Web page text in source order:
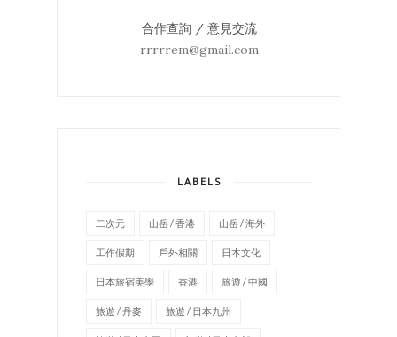
合作查詢 / 意見交流
rrrrrem@gmail.com
LABELS
二次元 山岳 / 香港 山岳 / 海外
工作假期 戶外相關 日本文化
日本旅宿美學 香港 旅遊 / 中國
旅遊 / 丹麥 旅遊 / 日本九州